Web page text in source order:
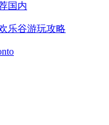
国内
乐谷游玩攻略